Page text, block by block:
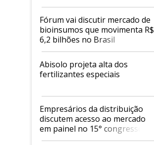
Fórum vai discutir mercado de
bioinsumos que movimenta R$
6,2 bilhões no Brasil
Abisolo projeta alta dos
fertilizantes especiais
Empresários da distribuição
discutem acesso ao mercado
em painel no 15° congresso
Andav